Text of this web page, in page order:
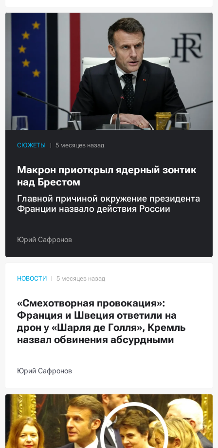
СЮЖЕТЫ
Макрон приоткрыл ядерный зонтик
над Брестом
Главной причиной окружение президента
Франции назвало действия России
Юрий Сафронов
НОВОСТИ
«Смехотворная провокация»:
Франция и Швеция ответили на
дрон у «Шарля де Голля», Кремль
назвал обвинения абсурдными
Юрий Сафронов